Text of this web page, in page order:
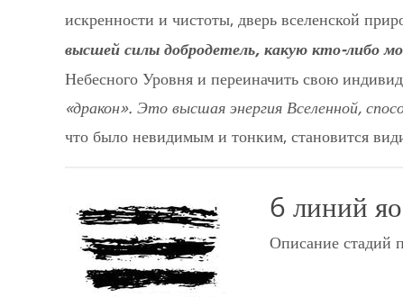
искренности и чистоты, дверь вселенской
высшей силы добродетель, какую кто-либо
Небесного Уровня и переиначить свою
«дракон». Это высшая энергия Вселенной,
что было невидимым и тонким, становится
6 линий яо
Описание стадий